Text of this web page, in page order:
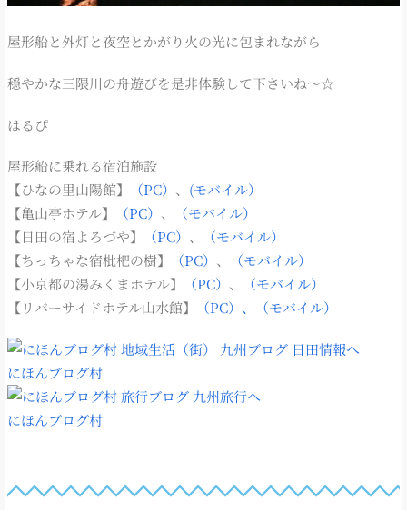
屋形船と外灯と夜空とかがり火の光に包まれながら
穏やかな三隈川の舟遊びを是非体験して下さいね〜☆
はるぴ
屋形船に乗れる宿泊施設
【ひなの里山陽館】
（PC） 、 (モバイル）
【亀山亭ホテル】
（PC） 、
（モバイル）
【日田の宿よろづや】
（PC） 、
（モバイル）
【ちっちゃな宿枇杷の樹】
（PC） 、
（モバイル）
【小京都の湯みくまホテル】
（PC） 、
（モバイル）
【リバーサイドホテル山水館】
（PC）、 （モバイル）
にほんブログ村
にほんブログ村